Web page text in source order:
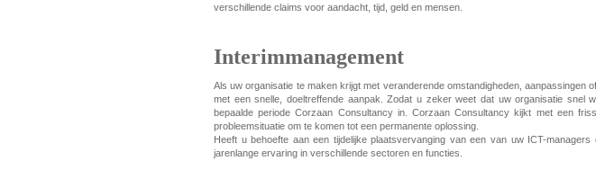
verschillende claims voor aandacht, tijd, geld en mensen.
Interimmanagement
Als uw organisatie te maken krijgt met veranderende omstandigheden,
met een snelle, doeltreffende aanpak. Zodat u zeker weet dat uw organisatie
bepaalde periode Corzaan Consultancy in. Corzaan Consultancy kijkt met een
probleemsituatie om te komen tot een permanente oplossing.
Heeft u behoefte aan een tijdelijke plaatsvervanging van een van uw ICT-
jarenlange ervaring in verschillende sectoren en functies.